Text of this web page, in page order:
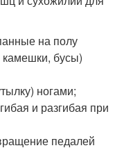
на полу
бусы)
ногами;
и разгибая при
педалей